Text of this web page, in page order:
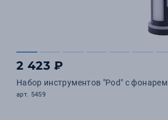
2 423 ₽
Набор инструментов "Pod" с фонарем
арт. 5459